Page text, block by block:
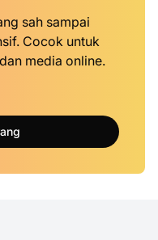
sah sampai
Cocok untuk
media online.